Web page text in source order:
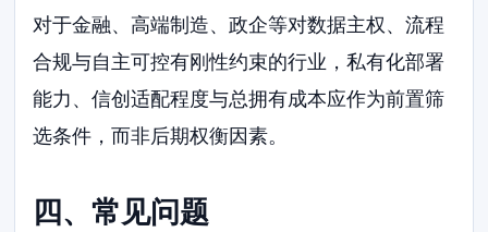
对于金融、高端制造、政企等对数据主权、流程
合规与自主可控有刚性约束的行业，私有化部署
能力、信创适配程度与总拥有成本应作为前置筛
选条件，而非后期权衡因素。
四、常见问题